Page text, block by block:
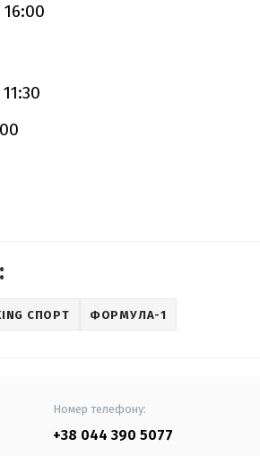
СПОРТ ФОРМУЛА-1
Номер телефону:
+38 044 390 5077